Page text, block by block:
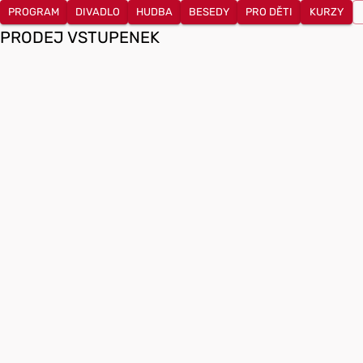
PROGRAM DIVADLO HUDBA BESEDY PRO DĚTI KURZY
PRODEJ VSTUPENEK